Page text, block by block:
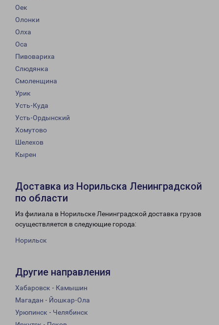
Оек
Олонки
Олха
Оса
Пивовариха
Слюдянка
Смоленщина
Урик
Усть-Куда
Усть-Ордынский
Хомутово
Шелехов
Кырен
Доставка из Норильска Ленинградской
по области
Из филиала в Норильске Ленинградской доставка грузов
осуществляется в следующие города:
Норильск
Другие направления
Хабаровск - Камышин
Магадан - Йошкар-Ола
Урюпинск - Челябинск